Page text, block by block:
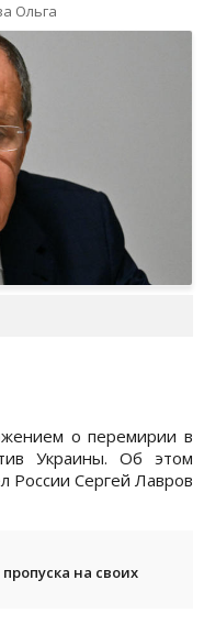
Ольга
о перемирии в
Украины. Об этом
России Сергей Лавров
на своих